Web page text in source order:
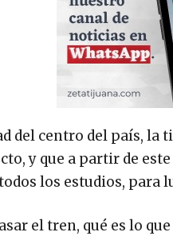
del centro del país, la
y que a partir de
los estudios, para
el tren, qué es lo